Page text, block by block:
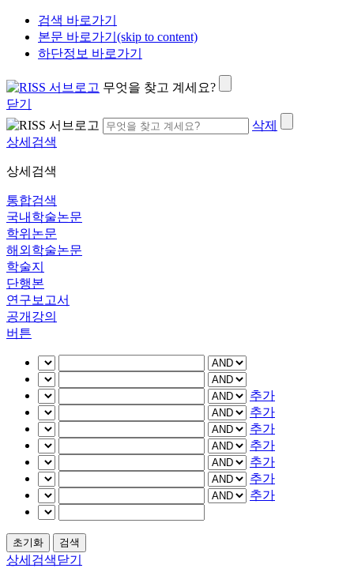
검색 바로가기
본문 바로가기(skip to content)
하단정보 바로가기
무엇을 찾고 계세요?
닫기
삭제
상세검색
상세검색
통합검색
국내학술논문
학위논문
해외학술논문
학술지
단행본
연구보고서
공개강의
버튼
추가
추가
추가
추가
추가
추가
추가
상세검색닫기